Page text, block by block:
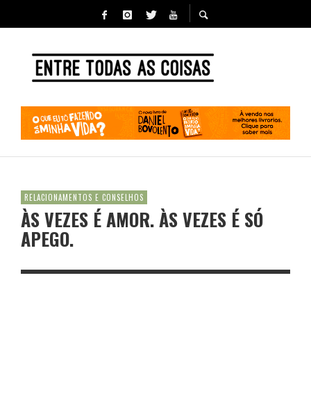
RELACIONAMENTOS E CONSELHOS
ÀS VEZES É AMOR. ÀS VEZES É SÓ
APEGO.